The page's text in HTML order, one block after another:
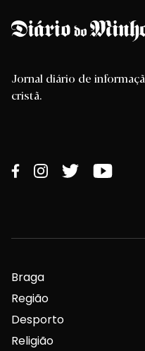
Jornal diário de
cristã.
Braga
Região
Desporto
Religião